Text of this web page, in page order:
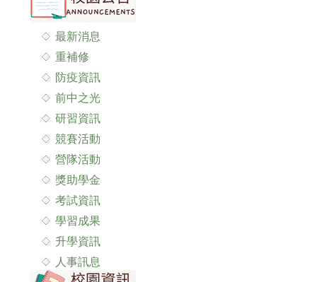
最新消息
重補修
防疫資訊
前中之光
研習資訊
競賽活動
營隊活動
獎助學金
考試資訊
學習成果
升學資訊
人事訊息